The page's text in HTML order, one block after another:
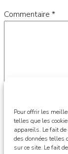
Pour offrir les
telles que les
appareils. Le fait
des données telles
sur ce site. Le fait
Commentaire *
Nom*